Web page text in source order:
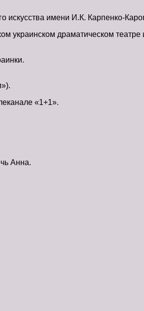
искусства имени И.К. Карпенко-
украинском драматическом
«1+1».
Анна.